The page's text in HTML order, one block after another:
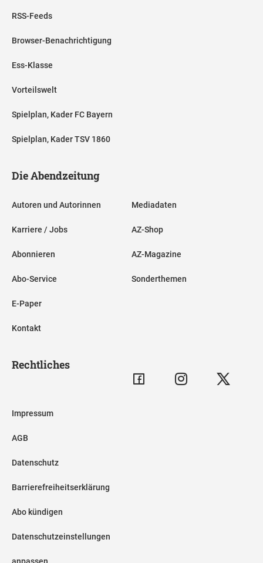
RSS-Feeds
Browser-Benachrichtigung
Ess-Klasse
Vorteilswelt
Spielplan, Kader FC Bayern
Spielplan, Kader TSV 1860
Die Abendzeitung
Autoren und Autorinnen
Karriere / Jobs
Abonnieren
Abo-Service
E-Paper
Kontakt
Mediadaten
AZ-Shop
AZ-Magazine
Sonderthemen
Rechtliches
Impressum
AGB
Datenschutz
Barrierefreiheitserklärung
Abo kündigen
Datenschutzeinstellungen